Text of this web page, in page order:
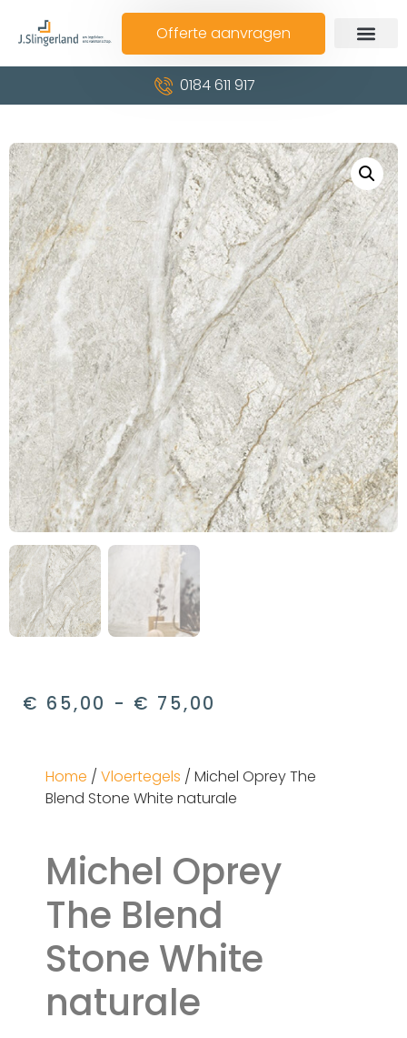
Offerte aanvragen
0184 611 917
€ 65,00 - € 75,00
Home / Vloertegels / Michel Oprey The
Blend Stone White naturale
Michel Oprey
The Blend
Stone White
naturale